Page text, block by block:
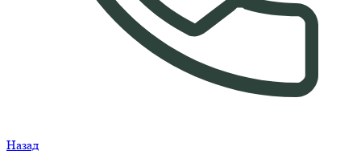
Назад